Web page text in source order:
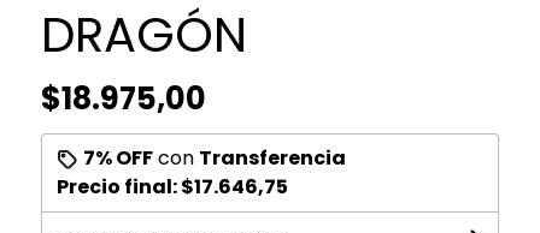
DRAGÓN
$18.975,00
7% OFFcon Transferencia
Precio final:$17.646,75